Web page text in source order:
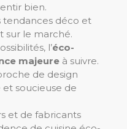
bien.
tendances déco et
sur le marché.
l’éco-
majeure à suivre.
de design
et soucieuse de
et de fabricants